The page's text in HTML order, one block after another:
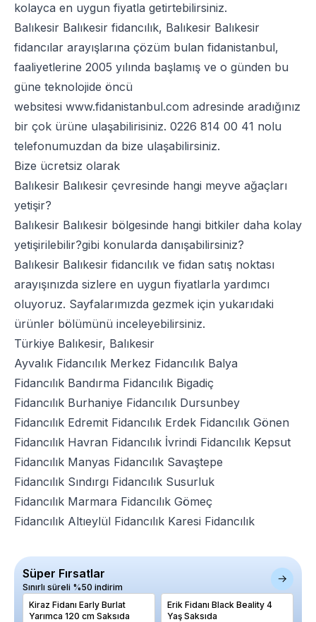
kolayca en uygun fiyatla getirtebilirsiniz.
Balıkesir Balıkesir fidancılık, Balıkesir Balıkesir
fidancılar arayışlarına çözüm bulan fidanistanbul,
faaliyetlerine 2005 yılında başlamış ve o günden bu
güne teknolojide öncü
websitesi www.fidanistanbul.com adresinde aradığınız
bir çok ürüne ulaşabilirisiniz. 0226 814 00 41 nolu
telefonumuzdan da bize ulaşabilirsiniz.
Bize ücretsiz olarak
Balıkesir Balıkesir çevresinde hangi meyve ağaçları
yetişir?
Balıkesir Balıkesir bölgesinde hangi bitkiler daha kolay
yetişirilebilir?gibi konularda danışabilirsiniz?
Balıkesir Balıkesir fidancılık ve fidan satış noktası
arayışınızda sizlere en uygun fiyatlarla yardımcı
oluyoruz. Sayfalarımızda gezmek için yukarıdaki
ürünler bölümünü inceleyebilirsiniz.
Türkiye Balıkesir, Balıkesir
Ayvalık Fidancılık Merkez Fidancılık Balya
Fidancılık Bandırma Fidancılık Bigadiç
Fidancılık Burhaniye Fidancılık Dursunbey
Fidancılık Edremit Fidancılık Erdek Fidancılık Gönen
Fidancılık Havran Fidancılık İvrindi Fidancılık Kepsut
Fidancılık Manyas Fidancılık Savaştepe
Fidancılık Sındırgı Fidancılık Susurluk
Fidancılık Marmara Fidancılık Gömeç
Fidancılık Altıeylül Fidancılık Karesi Fidancılık
Süper Fırsatlar
Sınırlı süreli %50 indirim
Kiraz Fidanı Early Burlat
Yarımca 120 cm Saksıda
Erik Fidanı Black Beality 4
Yaş Saksıda